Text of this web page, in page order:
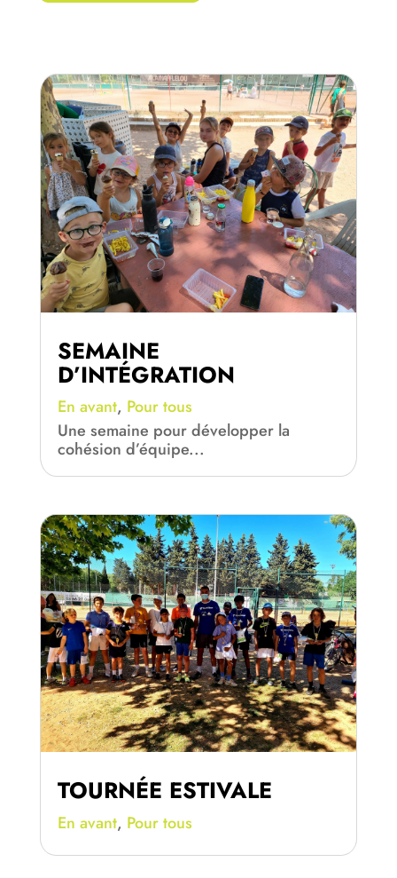
SEMAINE
D’INTÉGRATION
En avant, Pour tous
Une semaine pour développer la
cohésion d’équipe...
TOURNÉE ESTIVALE
En avant, Pour tous